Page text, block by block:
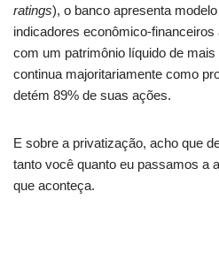
ratings), o banco apresenta
indicadores econômico-financeiros
com um patrimônio líquido de
continua majoritariamente como
detém 89% de suas ações.
E sobre a privatização, acho que
tanto você quanto eu passamos a
que aconteça.